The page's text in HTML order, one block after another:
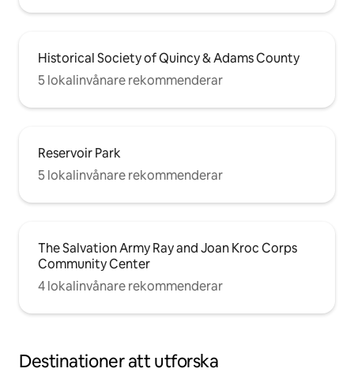
Historical Society of Quincy & Adams County
5 lokalinvånare rekommenderar
Reservoir Park
5 lokalinvånare rekommenderar
The Salvation Army Ray and Joan Kroc Corps
Community Center
4 lokalinvånare rekommenderar
Destinationer att utforska